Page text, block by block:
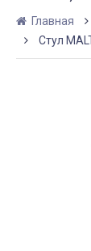
Главная
Стул